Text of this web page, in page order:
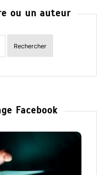
ou un auteur
Facebook